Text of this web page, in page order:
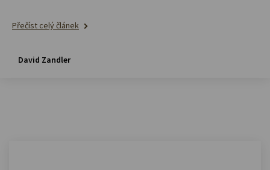
Přečíst celý článek
David Zandler